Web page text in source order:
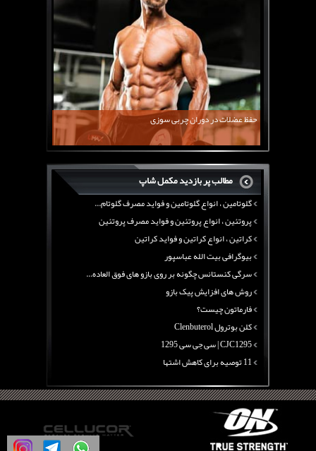
حفظ عضلات در دوران چربی سوزی
مطالب پر بازدید مکمل شاپ
سرگی کنستانس چگونه بر روی بازو های فوق العاده...
روش های افزایش پیک بازو
فارماتون چیست؟
کلن بوترول Clenbuterol
CJC1295 | سی جی سی 1295
11 توصیه برای کاهش اشتها
معرفی یک برنامه غذایی جامع برای افزایش قد
چربی سوزی با چای سبز
بیوگرافی علی تبریزی
منابع پروتئینی غیر گوشتی
آرژنین ، فواید آرژنین و نقش آرژنین در بدن
گلوتامین ، انواع گلوتامین و فواید مصرف گلوتام...
پروتئین ، انواع پروتئین و فواید مصرف پروتئین
کراتین ، انواع کراتین و فواید کراتین
بیوگرافی بیت الله عباسپور
سرگی کنستانس چگونه بر روی بازو های فوق العاده...
روش های افزایش پیک بازو
فارماتون چیست؟
کلن بوترول Clenbuterol
CJC1295 | سی جی سی 1295
11 توصیه برای کاهش اشتها
چربی سوزی با چای سبز
بیوگرافی علی تبریزی
منابع پروتئینی غیر گوشتی